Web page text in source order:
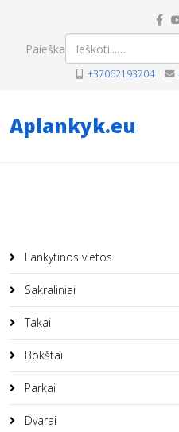
Paieška
+37062193704
Aplankyk.eu
Lankytinos vietos
Sakraliniai
Takai
Bokštai
Parkai
Dvarai